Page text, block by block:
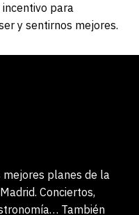
para
y sentirnos mejores.
mejores planes de la
Conciertos,
También